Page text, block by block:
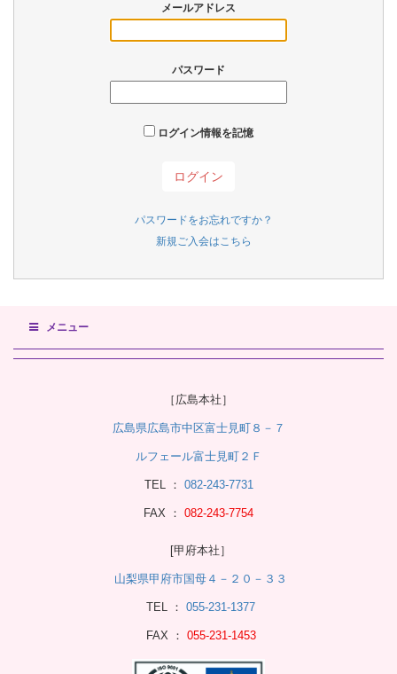
メールアドレス
パスワード
ログイン情報を記憶
パスワードをお忘れですか？
新規ご入会はこちら
メニュー
［広島本社］
広島県広島市中区富士見町８－７
ルフェール富士見町２Ｆ
TEL ： 082-243-7731
FAX ： 082-243-7754
[甲府本社］
山梨県甲府市国母４－２０－３３
TEL ： 055-231-1377
FAX ： 055-231-1453